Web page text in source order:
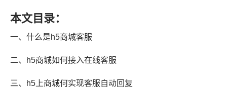
本文目录：
一、什么是h5商城客服
二、h5商城如何接入在线客服
三、h5上商城何实现客服自动回复